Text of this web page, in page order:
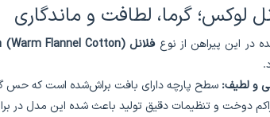
لوکس؛ گرما، لطافت و ماندگاری
در این پیراهن از نوعفلانل Premium (Warm Flannel Cotton)
و لطیف: سطح پارچه دارای بافت براش‌شده است که حس
دوخت و تنظیمات دقیق تولید باعث شده این مدل در